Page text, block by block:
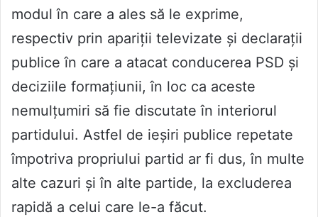
modul în care a ales să le exprime,
respectiv prin apariții televizate și declarații
publice în care a atacat conducerea PSD și
deciziile formațiunii, în loc ca aceste
nemulțumiri să fie discutate în interiorul
partidului. Astfel de ieșiri publice repetate
împotriva propriului partid ar fi dus, în multe
alte cazuri și în alte partide, la excluderea
rapidă a celui care le-a făcut.